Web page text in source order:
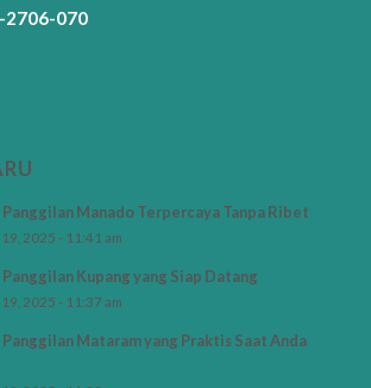
2706-070
Manado Terpercaya Tanpa Ribet
2025 - 11:41 am
Kupang yang Siap Datang
2025 - 11:37 am
Mataram yang Praktis Saat Anda